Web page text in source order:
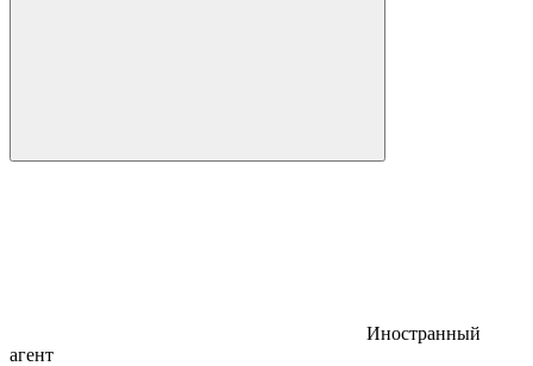
Иностранный
агент